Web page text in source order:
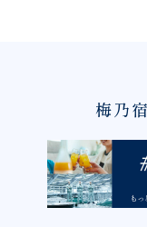
梅乃